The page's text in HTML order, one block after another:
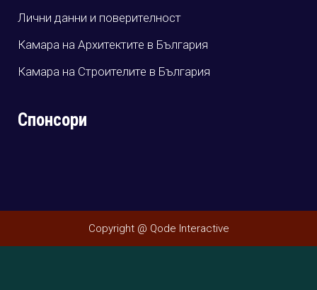
Лични данни и поверителност
Камара на Архитектите в България
Камара на Строителите в България
Спонсори
Copyright @ Qode Interactive